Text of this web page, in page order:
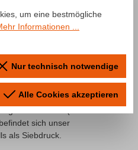
Hölle“ Kollektion neu
dem typischen "Fahr zur Hölle"
sich unser
als Siebdruck.
um eine bestmögliche
Informationen ...
Nur technisch notwendige
Alle Cookies akzeptieren